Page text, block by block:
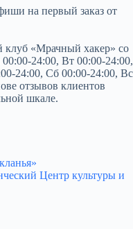
на первый заказ от
«Мрачный хакер» со
24:00, Вт 00:00-24:00,
24:00, Сб 00:00-24:00, Вс
отзывов клиентов
шкале.
Центр культуры и